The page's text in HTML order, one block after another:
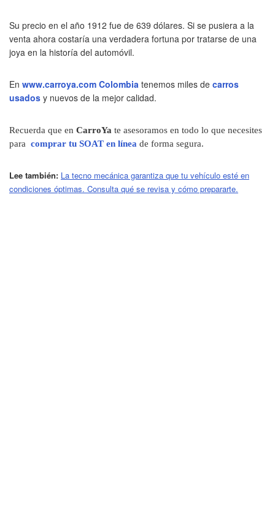
Su precio en el año 1912 fue de 639 dólares. Si se pusiera a la
venta ahora costaría una verdadera fortuna por tratarse de una
joya en la historía del automóvil.
En www.carroya.com Colombia tenemos miles de carros
usados y nuevos de la mejor calidad.
Recuerda que en CarroYa te asesoramos en todo lo que necesites
para comprar tu SOAT en línea de forma segura.
Lee también: La tecno mecánica garantiza que tu vehículo esté en
condiciones óptimas. Consulta qué se revisa y cómo prepararte.